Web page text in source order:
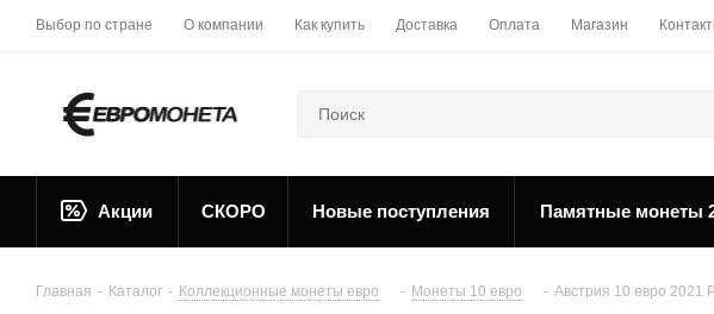
Выбор по стране О компании Как купить Доставка Оплата Магазин
Акции СКОРО Новые поступления Памятные монеты
Главная - Каталог - Коллекционные монеты евро - Монеты 10 евро - Австрия 10 евро 2021